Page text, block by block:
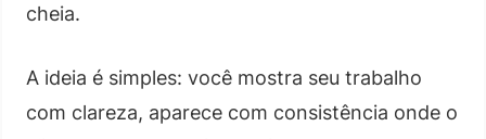
cheia.
A ideia é simples: você mostra seu trabalho
com clareza, aparece com consistência onde o